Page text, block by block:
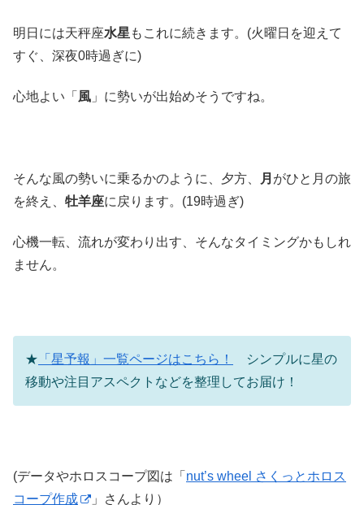
明日には天秤座水星 もこれに続きます。(火曜日を迎えて
すぐ、深夜0時過ぎに)
心地よい「 風 」に勢いが出始めそうですね。
そんな風の勢いに乗るかのように、夕方、 月 がひと月の旅
を終え、 牡羊座に戻ります。(19時過ぎ)
心機一転、流れが変わり出す、そんなタイミングかもしれ
ません。
★ 「星予報」一覧ページはこちら！
シンプルに星の
移動や注目アスペクトなどを整理してお届け！
(データやホロスコープ図は「 nut’s wheel さくっとホロス
コープ作成
」さんより）